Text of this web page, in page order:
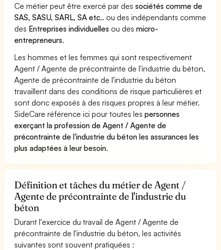
Ce métier peut être exercé par dessociétés comme de
SAS, SASU, SARL, SA etc.. ou des indépendants comme
des Entreprises individuelles ou desmicro-
entrepreneurs.
Les hommes et les femmes qui sont respectivement
Agent / Agente de précontrainte de l'industrie du béton,
Agente de précontrainte de l'industrie du béton
travaillent dans des conditions de risque particulières et
sont donc exposés à des risques propres à leur métier.
SideCare référence ici pour toutes lespersonnes
exerçant la profession de Agent / Agente de
précontrainte de l'industrie du béton les assurances les
plus adaptées à leur besoin.
Définition et tâches du métier de Agent /
Agente de précontrainte de l'industrie du
béton
Durant l'exercice du travail de Agent / Agente de
précontrainte de l'industrie du béton, les activités
suivantes sont souvent pratiquées :